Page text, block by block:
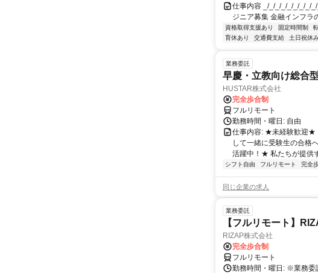
仕事内容 _/_/_/_/_/_/_/_/
ジニア募集 金融インフラ
資格取得支援あり 固定時間制
育休あり
交通費支給 土日祝休
業務委託
早慶・立教向け総合
HUSTAR株式会社
完全歩合制
フルリモート
勤務時間・曜日: 自由
仕事内容: ★未経験歓迎★
して一緒に受験生の合格
活躍中！★ 私たちが提供
シフト自由 フルリモート 完全
同じ企業の求人
業務委託
【フルリモート】
RIZAP株式会社
完全歩合制
フルリモート
勤務時間・曜日: ※業務委